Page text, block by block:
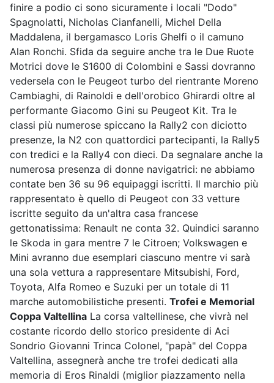
finire a podio ci sono sicuramente i locali "Dodo"
Spagnolatti, Nicholas Cianfanelli, Michel Della
Maddalena, il bergamasco Loris Ghelfi o il camuno
Alan Ronchi. Sfida da seguire anche tra le Due Ruote
Motrici dove le S1600 di Colombini e Sassi dovranno
vedersela con le Peugeot turbo del rientrante Moreno
Cambiaghi, di Rainoldi e dell'orobico Ghirardi oltre al
performante Giacomo Gini su Peugeot Kit. Tra le
classi più numerose spiccano la Rally2 con diciotto
presenze, la N2 con quattordici partecipanti, la Rally5
con tredici e la Rally4 con dieci. Da segnalare anche la
numerosa presenza di donne navigatrici: ne abbiamo
contate ben 36 su 96 equipaggi iscritti. Il marchio più
rappresentato è quello di Peugeot con 33 vetture
iscritte seguito da un'altra casa francese
gettonatissima: Renault ne conta 32. Quindici saranno
le Skoda in gara mentre 7 le Citroen; Volkswagen e
Mini avranno due esemplari ciascuno mentre vi sarà
una sola vettura a rappresentare Mitsubishi, Ford,
Toyota, Alfa Romeo e Suzuki per un totale di 11
marche automobilistiche presenti. Trofei e Memorial
Coppa Valtellina La corsa valtellinese, che vivrà nel
costante ricordo dello storico presidente di Aci
Sondrio Giovanni Trinca Colonel, "papà" del Coppa
Valtellina, assegnerà anche tre trofei dedicati alla
memoria di Eros Rinaldi (miglior piazzamento nella